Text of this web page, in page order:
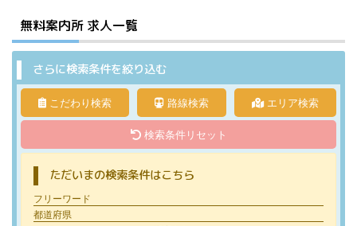
無料案内所 求人一覧
さらに検索条件を絞り込む
こだわり検索 路線検索 エリア検索
検索条件リセット
ただいまの検索条件はこちら
フリーワード
都道府県